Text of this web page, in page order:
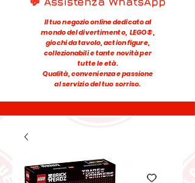
Il tuo negozio online dedicato al
mondo del divertimento, LEGO®,
giochi da tavolo, action figure,
collezionabili e tante novità per
tutte le età.
Qualità, convenienza e passione
al servizio del tuo sorriso.